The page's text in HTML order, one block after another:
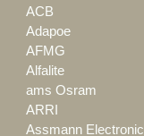
ACB
Adapoe
AFMG
Alfalite
ams Osram
ARRI
Assmann Electronic